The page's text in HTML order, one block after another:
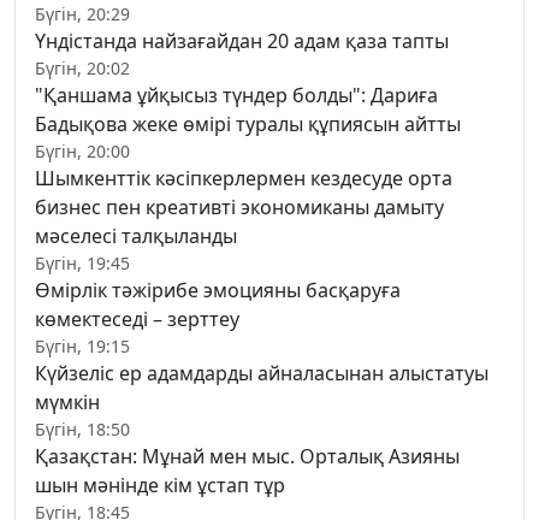
Бүгін, 20:29
Үндістанда найзағайдан 20 адам қаза тапты
Бүгін, 20:02
"Қаншама ұйқысыз түндер болды": Дариға
Бадықова жеке өмірі туралы құпиясын айтты
Бүгін, 20:00
Шымкенттік кәсіпкерлермен кездесуде орта
бизнес пен креативті экономиканы дамыту
мәселесі талқыланды
Бүгін, 19:45
Өмірлік тәжірибе эмоцияны басқаруға
көмектеседі – зерттеу
Бүгін, 19:15
Күйзеліс ер адамдарды айналасынан алыстатуы
мүмкін
Бүгін, 18:50
Қазақстан: Мұнай мен мыс. Орталық Азияны
шын мәнінде кім ұстап тұр
Бүгін, 18:45